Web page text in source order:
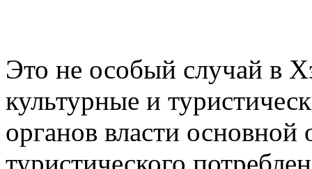
Это не особый случай в
культурные и
органов власти
туристического